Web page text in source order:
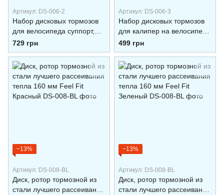
Артикул: DS-006-2
Набор дисковых тормозов
для велосипеда суппорт,
каллипер на велосипед
(передний и задний), набор
тросов
729 грн
Артикул: DS-006-3
Набор дисковых тормозов
для калипер на велосипед
(передний и задний), набор
тросов, тормозные ручки
499 грн
−13%
Артикул: DS-008-BL
Диск, ротор тормозной из
стали лучшего рассеивания
−13%
Артикул: DS-008-BL
Диск, ротор тормозной из
стали лучшего рассеивания